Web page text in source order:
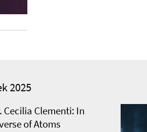
2025
Cecilia Clementi: In
of Atoms